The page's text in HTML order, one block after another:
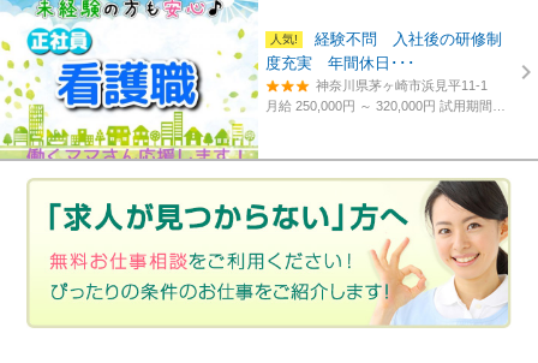
経験不問 入社後の研修制
度充実 年間休日･･･
神奈川県茅ヶ崎市浜見平11-1
月給 250,000円 ～ 320,000円試用期間あり。3カ月～4カ月。